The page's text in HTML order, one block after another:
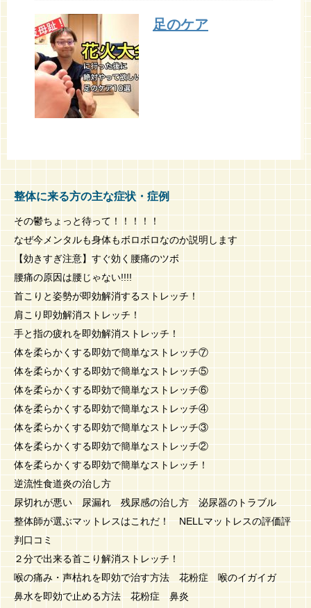
足のケア
整体に来る方の主な症状・症例
その鬱ちょっと待って！！！！！
なぜ今メンタルも身体もボロボロなのか説明します
【効きすぎ注意】すぐ効く腰痛のツボ
腰痛の原因は腰じゃない!!!!
首こりと姿勢が即効解消するストレッチ！
肩こり即効解消ストレッチ！
手と指の疲れを即効解消ストレッチ！
体を柔らかくする即効で簡単なストレッチ⑦
体を柔らかくする即効で簡単なストレッチ⑤
体を柔らかくする即効で簡単なストレッチ⑥
体を柔らかくする即効で簡単なストレッチ④
体を柔らかくする即効で簡単なストレッチ③
体を柔らかくする即効で簡単なストレッチ②
体を柔らかくする即効で簡単なストレッチ！
逆流性食道炎の治し方
尿切れが悪い 尿漏れ 残尿感の治し方 泌尿器のトラブル
整体師が選ぶマットレスはこれだ！ NELLマットレスの評価評
判口コミ
２分で出来る首こり解消ストレッチ！
喉の痛み・声枯れを即効で治す方法 花粉症 喉のイガイガ
鼻水を即効で止める方法 花粉症 鼻炎